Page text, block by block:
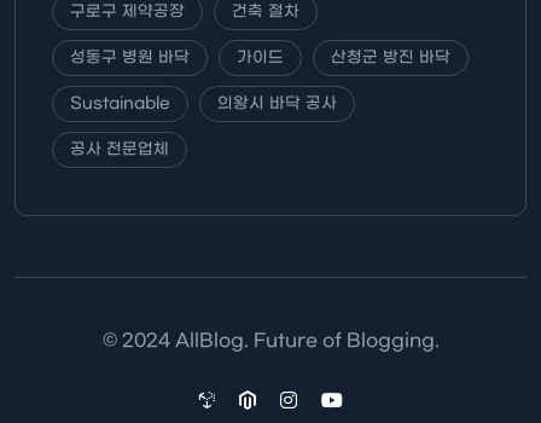
구로구 제약공장 건축 절차
성동구 병원 바닥 가이드 산청군 방진 바닥
Sustainable 의왕시 바닥 공사
공사 전문업체
© 2024 AllBlog. Future of Blogging.